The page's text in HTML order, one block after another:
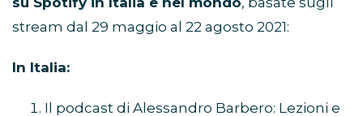
stream dal 29 maggio al 22 agosto 2021:
In Italia:
Il podcast di Alessandro Barbero: Lezioni e